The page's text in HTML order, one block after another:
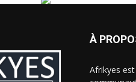
À
Afrikyes